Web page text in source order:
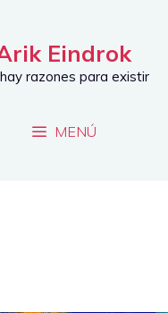
Eindrok
razones para existir
MENÚ